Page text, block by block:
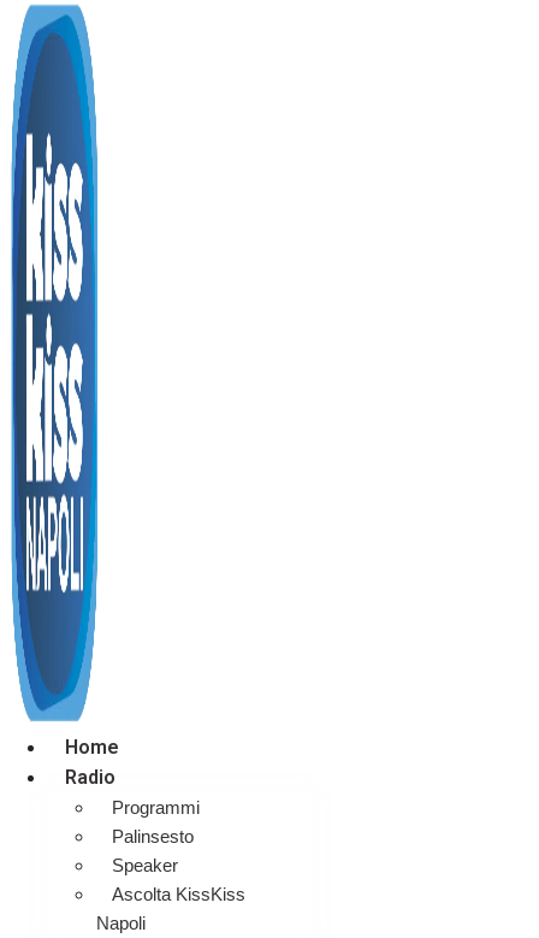
Home
Radio
Programmi
Palinsesto
Speaker
Ascolta KissKiss
Napoli